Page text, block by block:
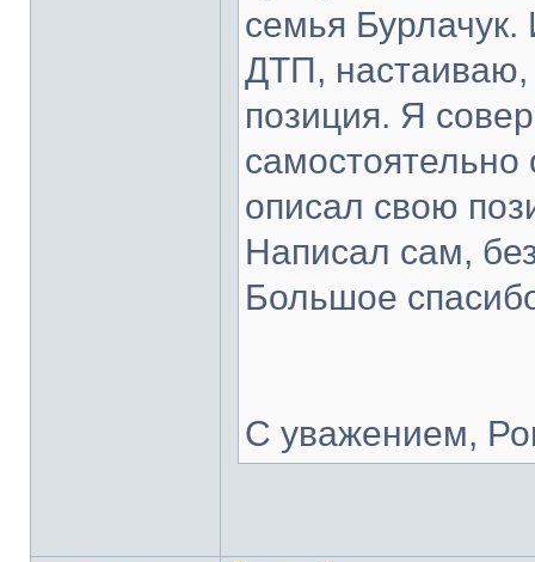
семья Бурлачук.
ДТП,
позиция. Я
самостоятельно
описал свою
Написал сам,
Большое
С уважением,